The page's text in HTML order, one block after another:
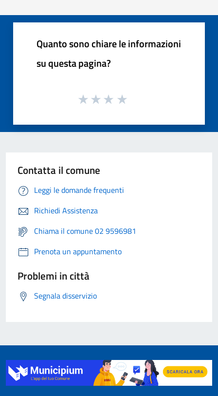
Quanto sono chiare le informazioni
su questa pagina?
Contatta il comune
Leggi le domande frequenti
Richiedi Assistenza
Chiama il comune 02 9596981
Prenota un appuntamento
Problemi in città
Segnala disservizio